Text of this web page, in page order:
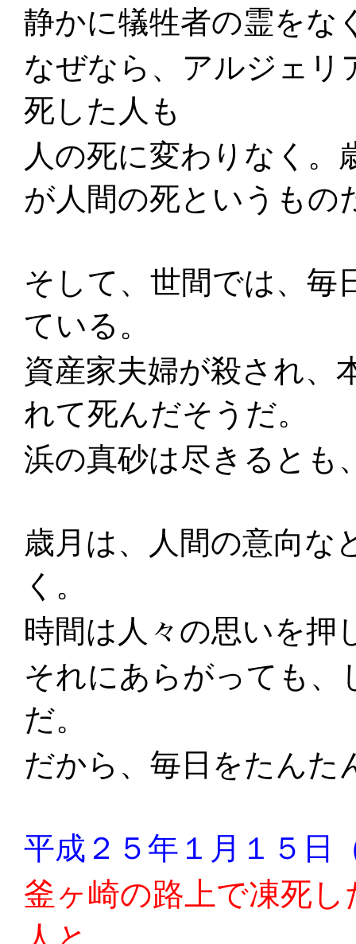
静かに犠牲者の霊をな
なぜなら、アルジェリ
死した人も
人の死に変わりなく。
が人間の死というもの
そして、世間では、毎
ている。
資産家夫婦が殺され、
れて死んだそうだ。
浜の真砂は尽きるとも
歳月は、人間の意向な
く。
時間は人々の思いを押
それにあらがっても
だ。
だから、毎日をたんた
平成２５年１月１５日
釜ヶ崎の路上で凍死